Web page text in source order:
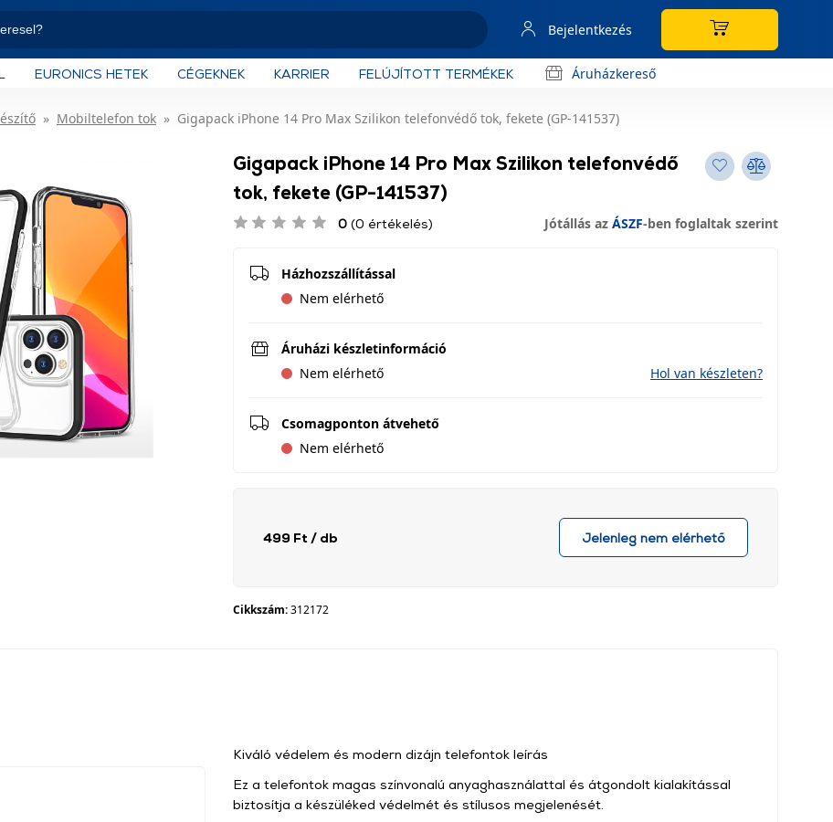
Bejelentkezés
EURONICS HETEK CÉGEKNEK KARRIER FELÚJÍTOTT TERMÉKEK Áruházkereső
Mobiltelefon tok Gigapack iPhone 14 Pro Max Szilikon telefonvédő tok, fekete (GP-141537)
Gigapack iPhone 14 Pro Max Szilikon telefonvédő
tok, fekete (GP-141537)
0 (0 értékelés) Jótállás az ÁSZF-ben foglaltak szerint
Házhozszállítással
Nem elérhető
Áruházi készletinformáció
Nem elérhető
Hol van készleten?
Csomagponton átvehető
Nem elérhető
499 Ft / db Jelenleg nem elérhető
Cikkszám:312172
Kiváló védelem és modern dizájn telefontok leírás
Ez a telefontok magas színvonalú anyaghasználattal és átgondolt kialakítással
biztosítja a készüléked védelmét és stílusos megjelenését.